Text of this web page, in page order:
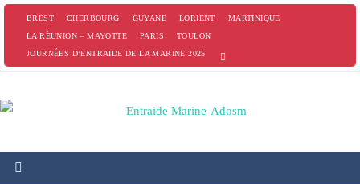
PasserBREST CHERBOURG GUYANE LORIENT
MARTINIQUE
LA RÉUNION – MAYOTTE
PARIS
TOULON
JOURNÉES D’ENTRAIDE DE LA MARINE 2025